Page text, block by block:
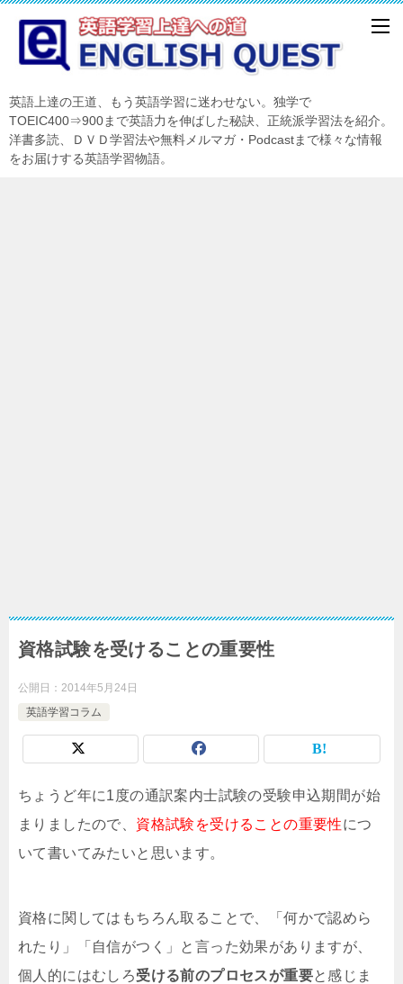
英語上達の王道、もう英語学習に迷わせない。独学で
TOEIC400⇒900まで英語力を伸ばした秘訣、正統派学習法を紹介。
洋書多読、ＤＶＤ学習法や無料メルマガ・Podcastまで様々な情報
をお届けする英語学習物語。
資格試験を受けることの重要性
公開日： 2014年5月24日
英語学習コラム
ちょうど年に1度の通訳案内士試験の受験申込期間が始
まりましたので、 資格試験を受けることの重要性につ
いて書いてみたいと思います。
資格に関してはもちろん取ることで、「何かで認めら
れたり」「自信がつく」と言った効果がありますが、
個人的にはむしろ受ける前のプロセスが重要と感じま